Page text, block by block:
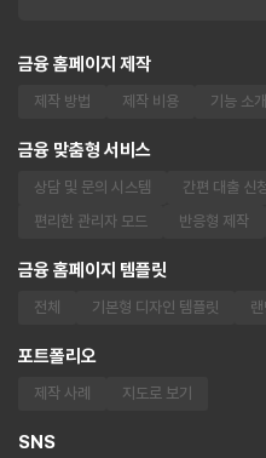
금융 홈페이지 제작
제작 방법 제작 비용 기능 소개
금융 맞춤형 서비스
상담 및 문의 시스템 간편 대출 신
편리한 관리자 모드
반응형 제작
금융 홈페이지 템플릿
전체 기본형 디자인 템플릿
포트폴리오
제작 사례 지도로 보기
SNS